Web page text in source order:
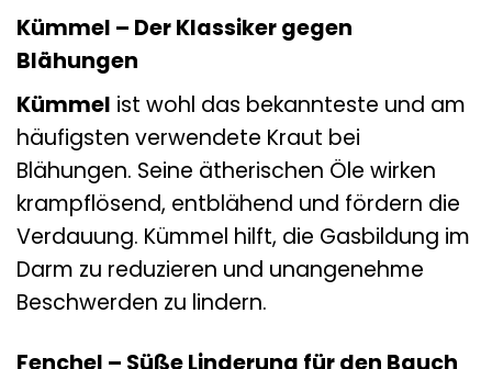
Kümmel – Der Klassiker gegen
Blähungen
Kümmel ist wohl das bekannteste und am
häufigsten verwendete Kraut bei
Blähungen. Seine ätherischen Öle wirken
krampflösend, entblähend und fördern die
Verdauung. Kümmel hilft, die Gasbildung im
Darm zu reduzieren und unangenehme
Beschwerden zu lindern.
Fenchel – Süße Linderung für den Bauch